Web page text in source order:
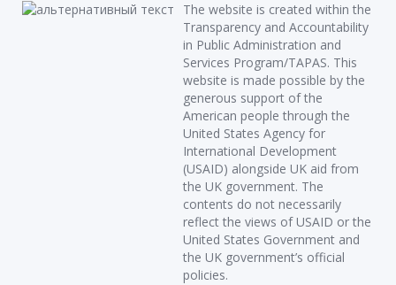
The website is created within the
Transparency and Accountability
in Public Administration and
Services Program/TAPAS. This
website is made possible by the
generous support of the
American people through the
United States Agency for
International Development
(USAID) alongside UK aid from
the UK government. The
contents do not necessarily
reflect the views of USAID or the
United States Government and
the UK government’s official
policies.